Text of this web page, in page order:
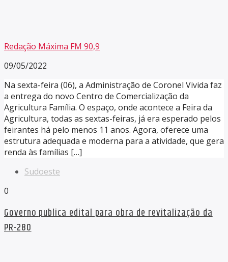
Redação Máxima FM 90,9
09/05/2022
Na sexta-feira (06), a Administração de Coronel Vivida faz
a entrega do novo Centro de Comercialização da
Agricultura Família. O espaço, onde acontece a Feira da
Agricultura, todas as sextas-feiras, já era esperado pelos
feirantes há pelo menos 11 anos. Agora, oferece uma
estrutura adequada e moderna para a atividade, que gera
renda às famílias […]
Sudoeste
0
Governo publica edital para obra de revitalização da
PR-280